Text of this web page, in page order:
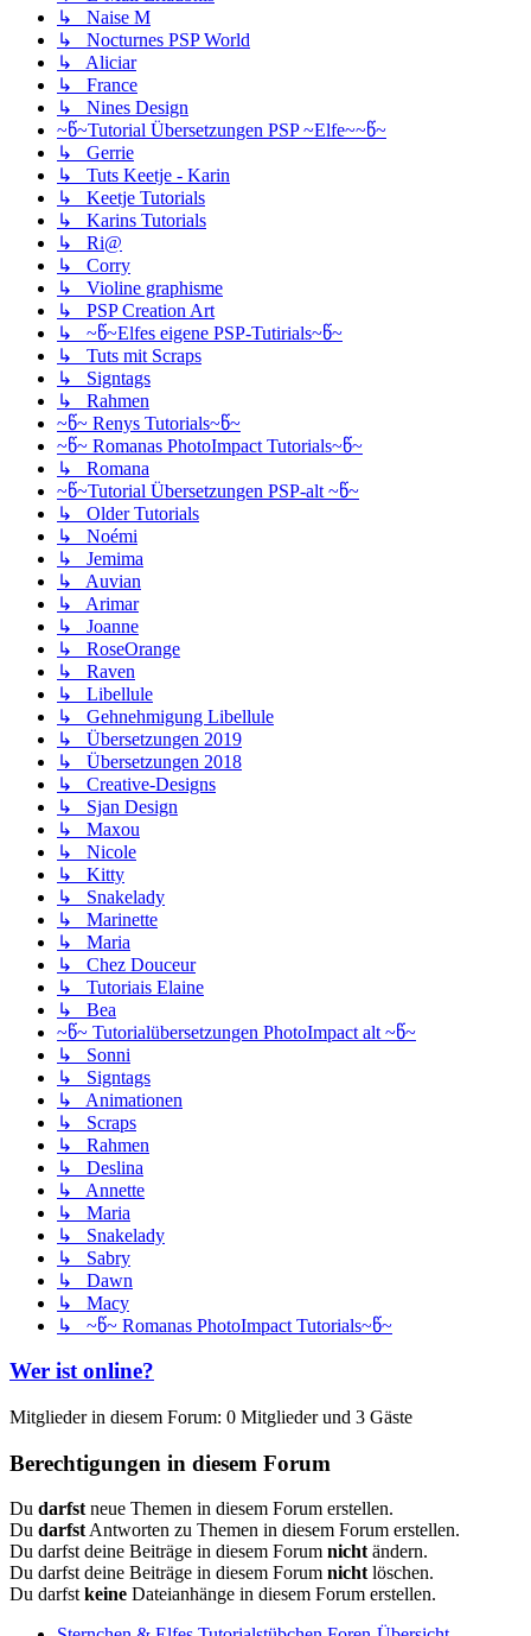
↳ Naise M
↳ Nocturnes PSP World
↳ Aliciar
↳ France
↳ Nines Design
~წ~Tutorial Übersetzungen PSP ~Elfe~~წ~
↳ Gerrie
↳ Tuts Keetje - Karin
↳ Keetje Tutorials
↳ Karins Tutorials
↳ Ri@
↳ Corry
↳ Violine graphisme
↳ PSP Creation Art
↳ ~წ~Elfes eigene PSP-Tutirials~წ~
↳ Tuts mit Scraps
↳ Signtags
↳ Rahmen
~წ~ Renys Tutorials~წ~
~წ~ Romanas PhotoImpact Tutorials~წ~
↳ Romana
~წ~Tutorial Übersetzungen PSP-alt ~წ~
↳ Older Tutorials
↳ Noémi
↳ Jemima
↳ Auvian
↳ Arimar
↳ Joanne
↳ RoseOrange
↳ Raven
↳ Libellule
↳ Gehnehmigung Libellule
↳ Übersetzungen 2019
↳ Übersetzungen 2018
↳ Creative-Designs
↳ Sjan Design
↳ Maxou
↳ Nicole
↳ Kitty
↳ Snakelady
↳ Marinette
↳ Maria
↳ Chez Douceur
↳ Tutoriais Elaine
↳ Bea
~წ~ Tutorialübersetzungen PhotoImpact alt ~წ~
↳ Sonni
↳ Signtags
↳ Animationen
↳ Scraps
↳ Rahmen
↳ Deslina
↳ Annette
↳ Maria
↳ Snakelady
↳ Sabry
↳ Dawn
↳ Macy
↳ ~წ~ Romanas PhotoImpact Tutorials~წ~
Wer ist online?
Mitglieder in diesem Forum: 0 Mitglieder und 3 Gäste
Berechtigungen in diesem Forum
Du darfstneue Themen in diesem Forum erstellen.
Du darfstAntworten zu Themen in diesem Forum erstellen.
Du darfst deine Beiträge in diesem Forum nichtändern.
Du darfst deine Beiträge in diesem Forum nichtlöschen.
Du darfstkeine Dateianhänge in diesem Forum erstellen.